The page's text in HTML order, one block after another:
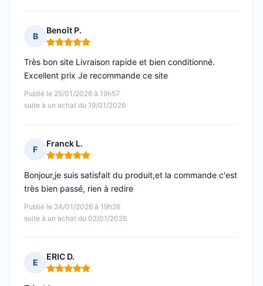
B
Benoît P.
Note : 5 sur 5
Publié le 25/01/2026 à 19h57
suite à un achat du 19/01/2026
Très bon site Livraison rapide et bien conditionné.
Excellent prix Je recommande ce site
F
Franck L.
Note : 5 sur 5
Publié le 24/01/2026 à 19h26
suite à un achat du 02/01/2026
Bonjour,je suis satisfait du produit,et la commande c'est
très bien passé, rien à redire
E
ERIC D.
Note : 5 sur 5